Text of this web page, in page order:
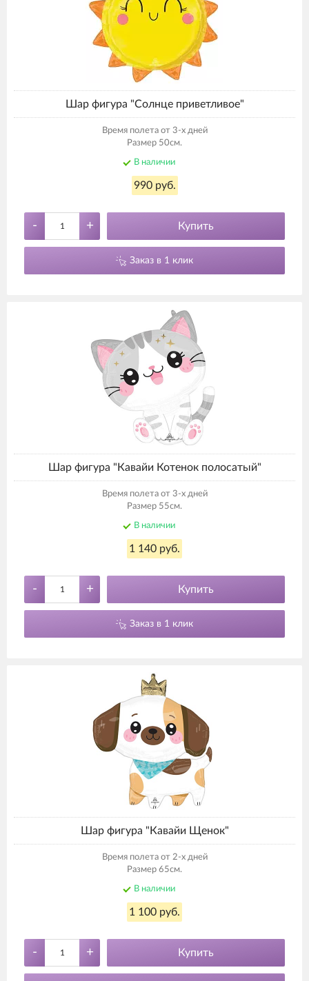
Шар фигура "Солнце приветливое"
Время полета от 3-х дней
Размер 50см.
В наличии
990 руб.
- + Купить
Заказ в 1 клик
Шар фигура "Кавайи Котенок полосатый"
Время полета от 3-х дней
Размер 55см.
В наличии
1 140 руб.
- + Купить
Заказ в 1 клик
Шар фигура "Кавайи Щенок"
Время полета от 2-х дней
Размер 65см.
В наличии
1 100 руб.
- + Купить